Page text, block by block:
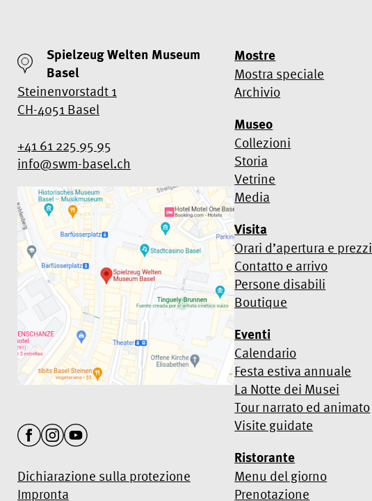
Spielzeug Welten Museum
Basel
Steinenvorstadt 1
CH-4051 Basel
+41 61 225 95 95
info@swm-basel.ch
Dichiarazione sulla protezione
Impronta
Mostre
Mostra speciale
Archivio
Museo
Collezioni
Storia
Vetrine
Media
Visita
Orari d’apertura e prezzi
Contatto e arrivo
Persone disabili
Boutique
Eventi
Calendario
Festa estiva annuale
La Notte dei Musei
Tour narrato ed animato
Visite guidate
Ristorante
Menu del giorno
Prenotazione